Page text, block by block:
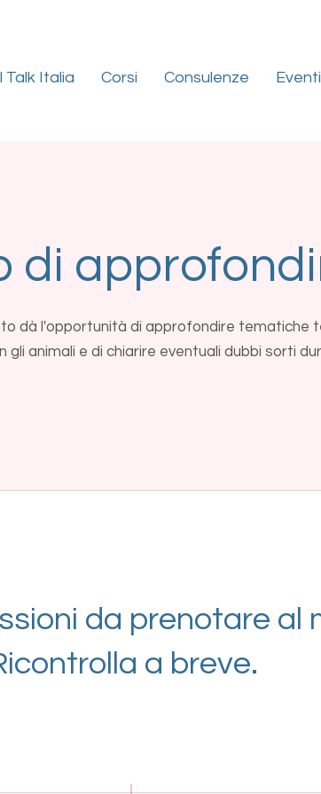
Talk Italia Corsi Consulenze Eventi
di
dà l'opportunità di approfondire tematiche
gli animali e di chiarire eventuali dubbi sorti
da prenotare al
a breve.